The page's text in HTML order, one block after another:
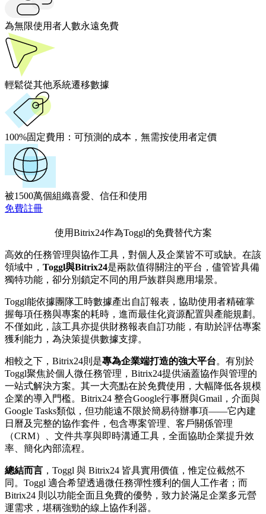
為無限使用者人數永遠免費
輕鬆從其他系統遷移數據
100%固定費用： 可預測的成本，無需按使用者定價
被1500萬個組織喜愛、信任和使用
免費註冊
使用Bitrix24作為Toggl的免費替代方案
高效的任務管理與協作工具，對個人及企業皆不可或缺。在該
領域中， Toggl與Bitrix24是兩款值得關注的平台，儘管皆具備
獨特功能，卻分別鎖定不同的用戶族群與應用場景。
Toggl能依據團隊工時數據產出自訂報表，協助使用者精確掌
握每項任務與專案的耗時，進而最佳化資源配置與產能規劃。
不僅如此，該工具亦提供財務報表自訂功能，有助於評估專案
獲利能力，為決策提供數據支撐。
相較之下，Bitrix24則是專為企業端打造的強大平台。有別於
Toggl聚焦於個人微任務管理，Bitrix24提供涵蓋協作與管理的
一站式解決方案。其一大亮點在於免費使用，大幅降低各規模
企業的導入門檻。Bitrix24 整合Google行事曆與Gmail，介面與
Google Tasks類似，但功能遠不限於簡易待辦事項——它內建
日曆及完整的協作套件，包含專案管理、客戶關係管理
（CRM）、文件共享與即時溝通工具，全面協助企業提升效
率、簡化內部流程。
總結而言 ，Toggl 與 Bitrix24 皆具實用價值，惟定位截然不
同。Toggl 適合希望透過微任務彈性獲利的個人工作者；而
Bitrix24 則以功能全面且免費的優勢，致力於滿足企業多元營
運需求，堪稱強勁的線上協作利器。